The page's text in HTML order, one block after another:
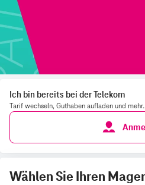
Ich bin bereits bei der Telekom
Tarif wechseln, Guthaben aufladen und
Wählen Sie Ihren